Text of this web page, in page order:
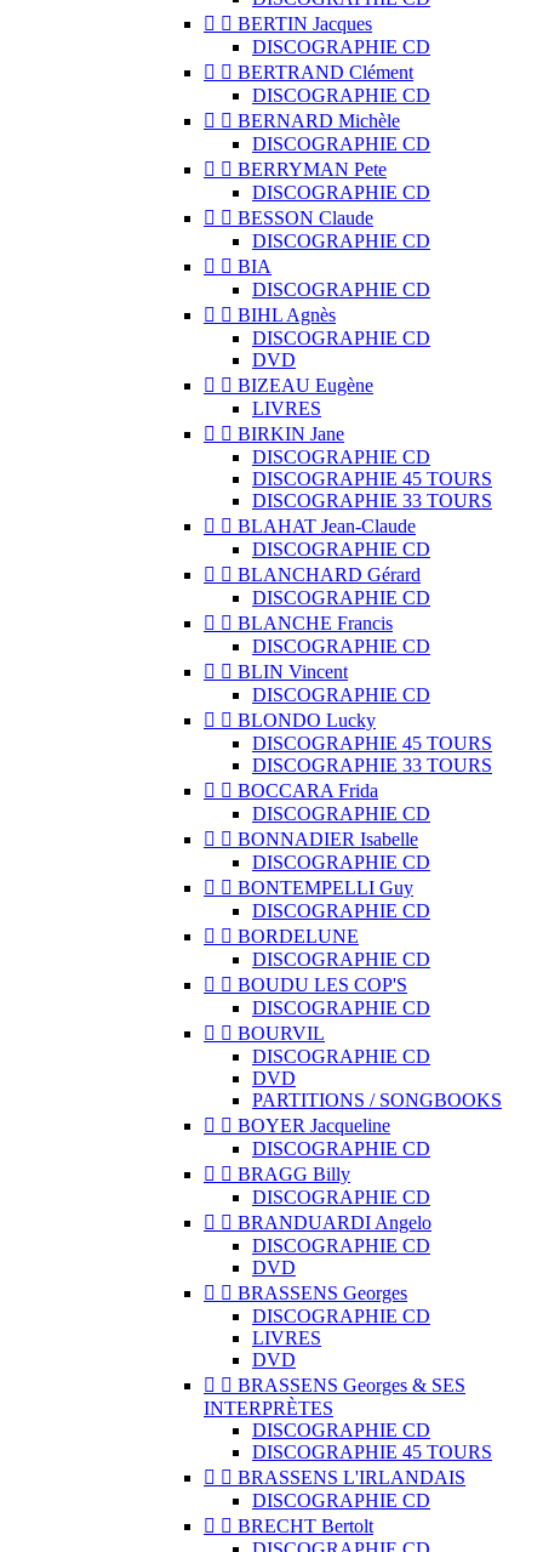
  BERTIN Jacques
DISCOGRAPHIE CD
  BERTRAND Clément
DISCOGRAPHIE CD
  BERNARD Michèle
DISCOGRAPHIE CD
  BERRYMAN Pete
DISCOGRAPHIE CD
  BESSON Claude
DISCOGRAPHIE CD
  BIA
DISCOGRAPHIE CD
  BIHL Agnès
DISCOGRAPHIE CD
DVD
  BIZEAU Eugène
LIVRES
  BIRKIN Jane
DISCOGRAPHIE CD
DISCOGRAPHIE 45 TOURS
DISCOGRAPHIE 33 TOURS
  BLAHAT Jean-Claude
DISCOGRAPHIE CD
  BLANCHARD Gérard
DISCOGRAPHIE CD
  BLANCHE Francis
DISCOGRAPHIE CD
  BLIN Vincent
DISCOGRAPHIE CD
  BLONDO Lucky
DISCOGRAPHIE 45 TOURS
DISCOGRAPHIE 33 TOURS
  BOCCARA Frida
DISCOGRAPHIE CD
  BONNADIER Isabelle
DISCOGRAPHIE CD
  BONTEMPELLI Guy
DISCOGRAPHIE CD
  BORDELUNE
DISCOGRAPHIE CD
  BOUDU LES COP'S
DISCOGRAPHIE CD
  BOURVIL
DISCOGRAPHIE CD
DVD
PARTITIONS / SONGBOOKS
  BOYER Jacqueline
DISCOGRAPHIE CD
  BRAGG Billy
DISCOGRAPHIE CD
  BRANDUARDI Angelo
DISCOGRAPHIE CD
DVD
  BRASSENS Georges
DISCOGRAPHIE CD
LIVRES
DVD
  BRASSENS Georges & SES
INTERPRÈTES
DISCOGRAPHIE CD
DISCOGRAPHIE 45 TOURS
  BRASSENS L'IRLANDAIS
DISCOGRAPHIE CD
  BRECHT Bertolt